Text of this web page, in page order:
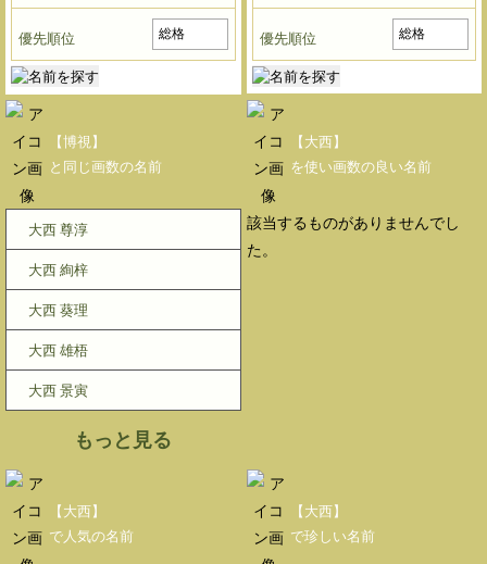
優先順位 優先順位
【博視】
と同じ画数の名前
大西 尊淳
大西 絢梓
大西 葵理
大西 雄梧
大西 景寅
もっと見る
【大西】
を使い画数の良い名前
該当するものがありませんでし
た。
【大西】
で人気の名前
【大西】
で珍しい名前